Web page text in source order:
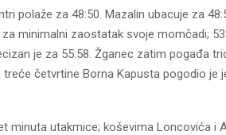
polaže za 48:50. Mazalin ubacuje za
minimalni zaostatak svoje momčadi;
je za 55:58. Žganec zatim pogađa
četvrtine Borna Kapusta pogodio je
minuta utakmice; koševima Loncovića i